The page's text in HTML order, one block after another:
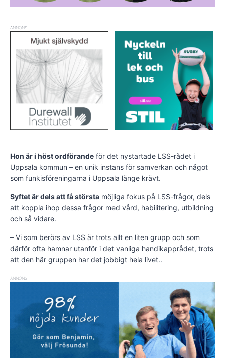
ANNONS
Hon är i höst ordförande för det nystartade LSS-rådet i
Uppsala kommun – en unik instans för samverkan och något
som funkisföreningarna i Uppsala länge krävt.
Syftet är dels att få största möjliga fokus på LSS-frågor, dels
att koppla ihop dessa frågor med vård, habilitering, utbildning
och så vidare.
– Vi som berörs av LSS är trots allt en liten grupp och som
därför ofta hamnar utanför i det vanliga handikapprådet, trots
att den här gruppen har det jobbigt hela livet..
ANNONS